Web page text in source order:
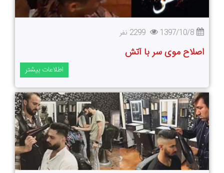
1397/10/8
اصلاح موی سر با آتش
اطلاعات بیشتر